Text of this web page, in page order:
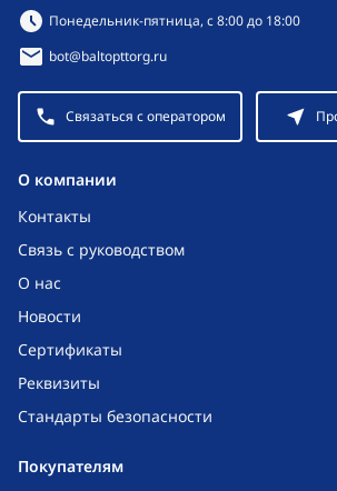
O компании
Контакты
Связь с руководством
О нас
Новости
Сертификаты
Реквизиты
Стандарты безопасности
Покупателям
Режим работы:
Понедельник-пятница, с 8:00 до 18:00
bot@baltopttorg.ru
Связаться с оператором